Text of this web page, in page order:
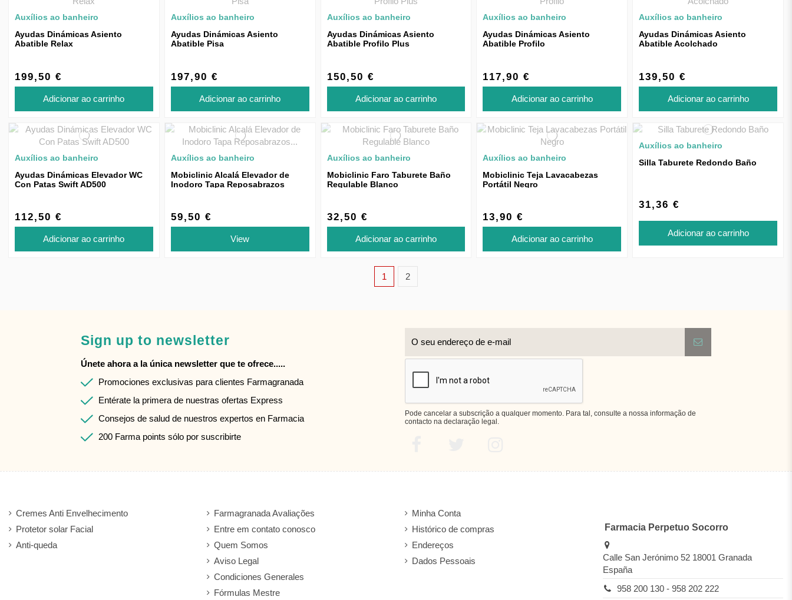
Auxílios ao banheiro
Ayudas Dinámicas Asiento
Abatible Relax
199,50 €
Adicionar ao carrinho
Auxílios ao banheiro
Ayudas Dinámicas Asiento
Abatible Pisa
197,90 €
Adicionar ao carrinho
Auxílios ao banheiro
Ayudas Dinámicas Asiento
Abatible Profilo Plus
150,50 €
Adicionar ao carrinho
Auxílios ao banheiro
Ayudas Dinámicas Asiento
Abatible Profilo
117,90 €
Adicionar ao carrinho
Auxílios ao banheiro
Ayudas Dinámicas Asiento
Abatible Acolchado
139,50 €
Adicionar ao carrinho
Auxílios ao banheiro
Ayudas Dinámicas Elevador WC
Con Patas Swift AD500
112,50 €
Adicionar ao carrinho
Auxílios ao banheiro
Mobiclinic Alcalá Elevador de
Inodoro Tapa Reposabrazos
59,50 €
View
Auxílios ao banheiro
Mobiclinic Faro Taburete Baño
Regulable Blanco
32,50 €
Adicionar ao carrinho
Auxílios ao banheiro
Mobiclinic Teja Lavacabezas
Portátil Negro
13,90 €
Adicionar ao carrinho
Auxílios ao banheiro
Silla Taburete Redondo Baño
31,36 €
Adicionar ao carrinho
1 2
Sign up to newsletter
Únete ahora a la única newsletter que te ofrece.....
Promociones exclusivas para clientes Farmagranada
Entérate la primera de nuestras ofertas Express
Consejos de salud de nuestros expertos en Farmacia
200 Farma points sólo por suscribirte
Pode cancelar a subscrição a qualquer momento. Para tal, consulte a nossa informação de
contacto na declaração legal.
Cremes Anti Envelhecimento
Protetor solar Facial
Anti-queda
Farmagranada Avaliações
Entre em contato conosco
Quem Somos
Aviso Legal
Condiciones Generales
Fórmulas Mestre
Minha Conta
Histórico de compras
Endereços
Dados Pessoais
Farmacia Perpetuo Socorro
Calle San Jerónimo 52 18001 Granada
España
958 200 130 - 958 202 222